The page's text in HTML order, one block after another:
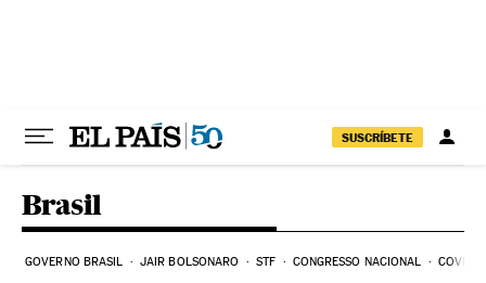
SUSCRÍBETE
Brasil
GOVERNO BRASIL JAIR BOLSONARO STF CONGRESSO NACIONAL COVID-